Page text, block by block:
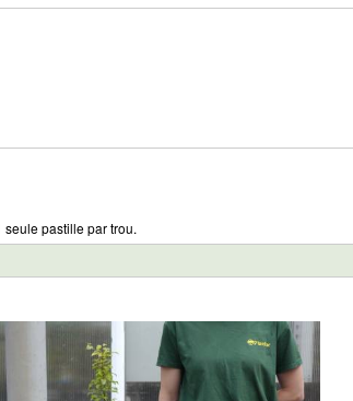
pastille par trou.